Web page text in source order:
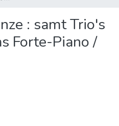
: samt Trio's
Forte-Piano /